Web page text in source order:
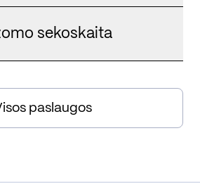
sekoskaita
paslaugos